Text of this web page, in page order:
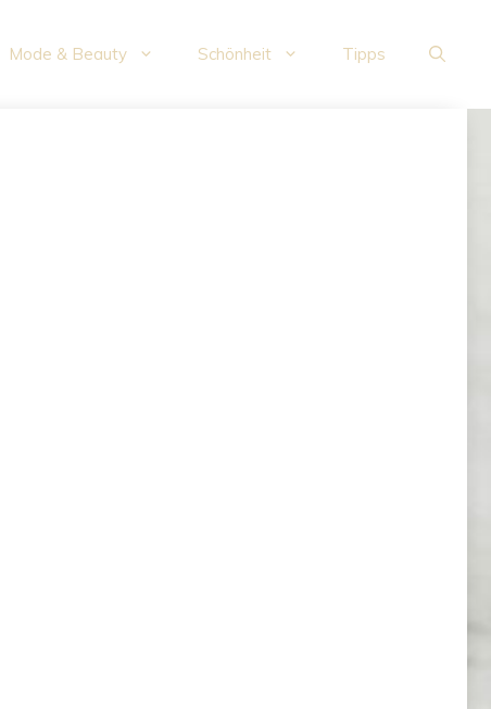
Mode & Beauty Schönheit Tipps